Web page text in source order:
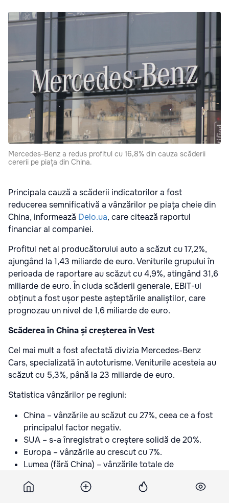
Mercedes-Benz a redus profitul cu 16,8% din cauza scăderii
cererii pe piața din China.
Principala cauză a scăderii indicatorilor a fost
reducerea semnificativă a vânzărilor pe piața cheie din
China, informează Delo.ua, care citează raportul
financiar al companiei.
Profitul net al producătorului auto a scăzut cu 17,2%,
ajungând la 1,43 miliarde de euro. Veniturile grupului în
perioada de raportare au scăzut cu 4,9%, atingând 31,6
miliarde de euro. În ciuda scăderii generale, EBIT-ul
obținut a fost ușor peste așteptările analiștilor, care
prognozau un nivel de 1,6 miliarde de euro.
Scăderea în China și creșterea în Vest
Cel mai mult a fost afectată divizia Mercedes-Benz
Cars, specializată în autoturisme. Veniturile acesteia au
scăzut cu 5,3%, până la 23 miliarde de euro.
Statistica vânzărilor pe regiuni:
China – vânzările au scăzut cu 27%, ceea ce a fost
principalul factor negativ.
SUA – s-a înregistrat o creștere solidă de 20%.
Europa – vânzările au crescut cu 7%.
Lumea (fără China) – vânzările totale de